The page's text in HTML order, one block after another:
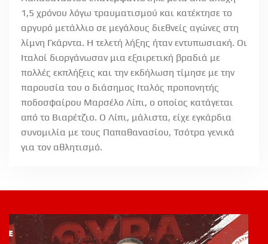
1,5 χρόνου λόγω τραυματισμού και κατέκτησε το
αργυρό μετάλλιο σε μεγάλους διεθνείς αγώνες στη
λίμνη Γκάρντα. Η τελετή λήξης ήταν εντυπωσιακή. Οι
Ιταλοί διοργάνωσαν μια εξαιρετική βραδιά με
πολλές εκπλήξεις και την εκδήλωση τίμησε με την
παρουσία του ο διάσημος Ιταλός προπονητής
ποδοσφαίρου Μαρσέλο Λίπι, ο οποίος κατάγεται
από το Βιαρέτζιο. Ο Λίπι, μάλιστα, είχε εγκάρδια
συνομιλία με τους Παπαθανασίου, Τσότρα γενικά
για τον αθλητισμό.